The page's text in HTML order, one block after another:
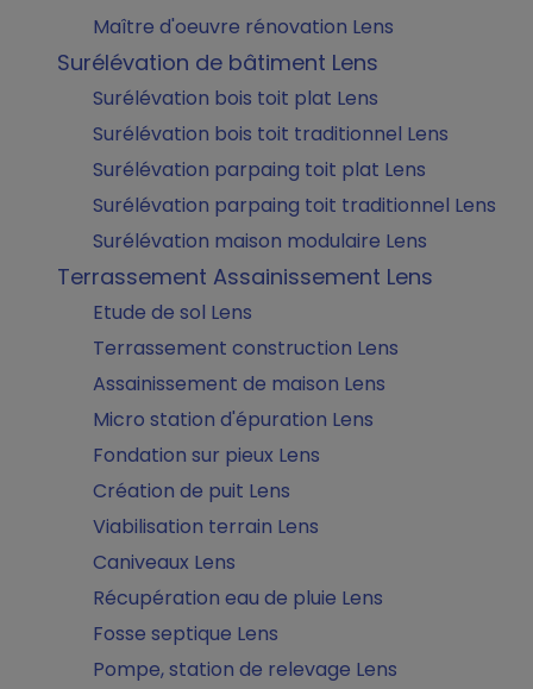
Maître d'oeuvre rénovation Lens
Surélévation de bâtiment Lens
Surélévation bois toit plat Lens
Surélévation bois toit traditionnel Lens
Surélévation parpaing toit plat Lens
Surélévation parpaing toit traditionnel Lens
Surélévation maison modulaire Lens
Terrassement Assainissement Lens
Etude de sol Lens
Terrassement construction Lens
Assainissement de maison Lens
Micro station d'épuration Lens
Fondation sur pieux Lens
Création de puit Lens
Viabilisation terrain Lens
Caniveaux Lens
Récupération eau de pluie Lens
Fosse septique Lens
Pompe, station de relevage Lens